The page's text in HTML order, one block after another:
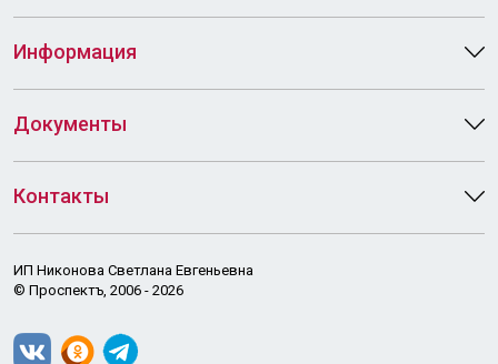
Информация
Документы
Контакты
ИП Никонова Светлана Евгеньевна
© Проспектъ, 2006 - 2026